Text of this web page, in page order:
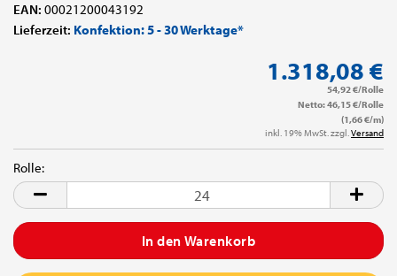
EAN: 00021200043192
Lieferzeit: Konfektion: 5 - 30 Werktage*
1.318,08 €
54,92 €/Rolle
Netto: 46,15 €/Rolle
(1,66 €/m)
inkl. 19% MwSt. zzgl.Versand
Rolle:
Rolle